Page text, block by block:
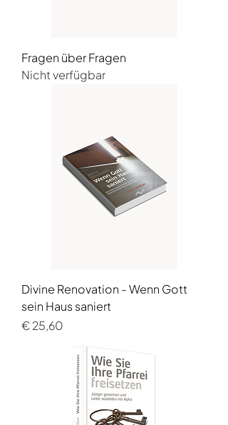
Fragen über Fragen
Nicht verfügbar
Divine Renovation - Wenn Gott
sein Haus saniert
Preis
€ 25,60